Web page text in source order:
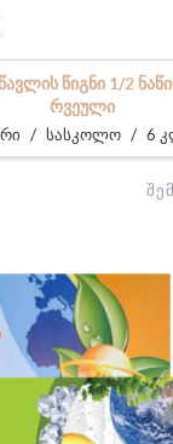
ᲬᲘᲒᲜᲘ 1/2
ᲠᲕᲔᲣᲚᲘ
/ სასკოლო / 6